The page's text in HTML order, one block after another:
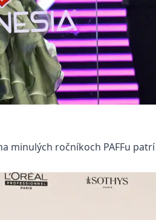
minulých ročníkoch PAFFu patrí